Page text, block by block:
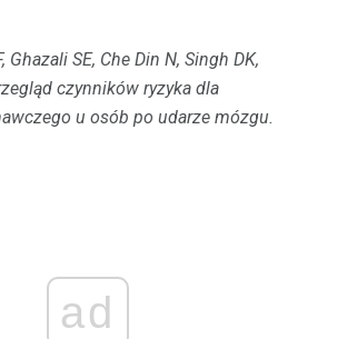
SE, Che Din N, Singh DK,
czynników ryzyka dla
u osób po udarze mózgu.
ad